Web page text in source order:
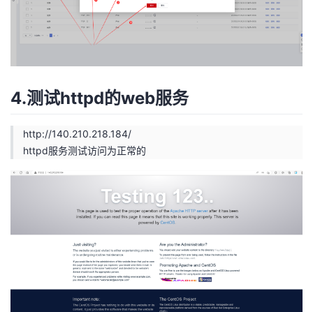
4.测试httpd的web服务
http://140.210.218.184/
httpd服务测试访问为正常的